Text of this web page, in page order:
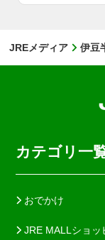
JREメディア 伊豆
カテゴリ一
おでかけ
JRE MALLショッ